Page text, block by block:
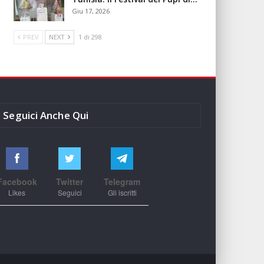
Giu 17, 2026
PREV NEXT 1 di 298
Seguici Anche Qui
Likes
Twitter
Seguici
Telegram
Gli iscritti